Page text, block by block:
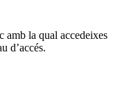
amb la qual accedeixes
d’accés.